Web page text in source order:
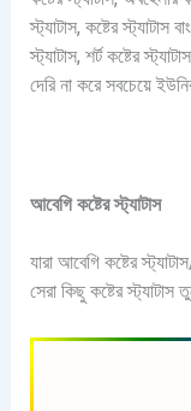
স্ট্যাটাস, কষ্টের
স্ট্যাটাস, শর্ট কষ্টের
দেরি না করে সবচেয়ে
আবেগি কষ্টের স্ট্যাটাস
যারা আবেগি কষ্টের
সেরা কিছু কষ্টের স্ট্যাটাস